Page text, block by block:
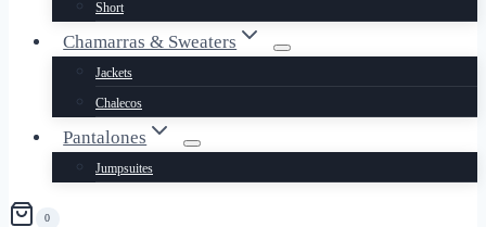
Short
Chamarras & Sweaters
Jackets
Chalecos
Pantalones
Jumpsuites
0